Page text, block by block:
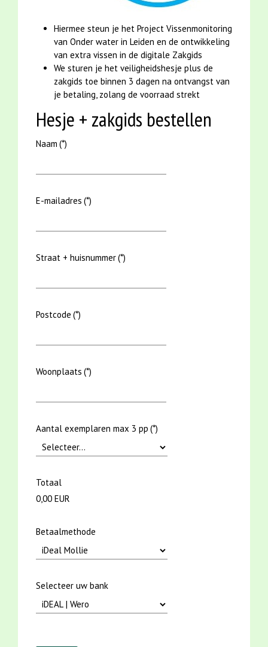
Hiermee steun je het Project Vissenmonitoring
van Onder water in Leiden en de ontwikkeling
van extra vissen in de digitale Zakgids
We sturen je het veiligheidshesje plus de
zakgids toe binnen 3 dagen na ontvangst van
je betaling, zolang de voorraad strekt
Hesje + zakgids bestellen
Naam (*)
E-mailadres (*)
Straat + huisnummer(*)
Postcode (*)
Woonplaats (*)
Aantal exemplaren max 3 pp (*)
Totaal
0,00 EUR
Betaalmethode
Selecteer uw bank